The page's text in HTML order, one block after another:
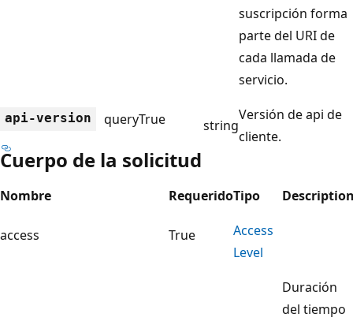
suscripción forma
parte del URI de
cada llamada de
servicio.
api-version queryTrue string
Versión de api de
cliente.
Cuerpo de la solicitud
Nombre RequeridoTipo
access True
Access
Level
Duración
del tiempo